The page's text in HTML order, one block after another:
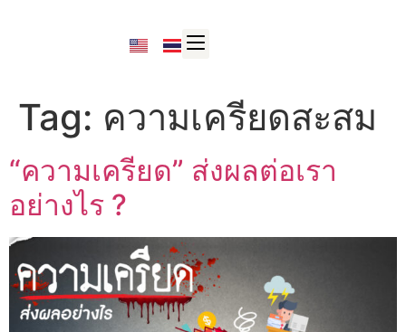
Tag: ความเครียดสะสม
“ความเครียด” ส่งผลต่อเรา
อย่างไร ?